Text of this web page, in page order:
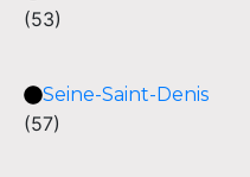
(53)
Seine-Saint-Denis
(57)